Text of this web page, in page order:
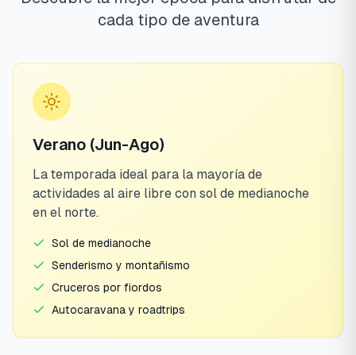
cada tipo de aventura
Verano (Jun-Ago)
La temporada ideal para la mayoría de
actividades al aire libre con sol de medianoche
en el norte.
Sol de medianoche
Senderismo y montañismo
Cruceros por fiordos
Autocaravana y roadtrips